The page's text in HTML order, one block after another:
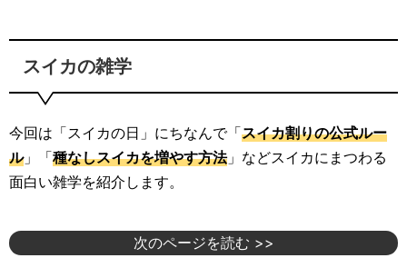
スイカの雑学
今回は「スイカの日」にちなんで「スイカ割りの公式ルー
ル」「種なしスイカを増やす方法」などスイカにまつわる
面白い雑学を紹介します。
次のページを読む >>